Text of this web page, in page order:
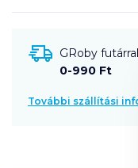
GRoby
0-990 Ft
További szállítási